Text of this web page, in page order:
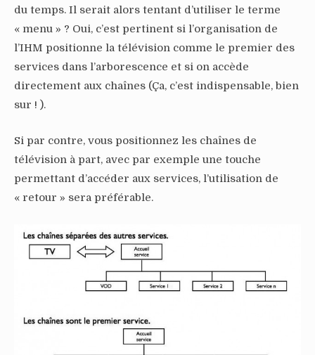
du temps. Il serait alors tentant d’utiliser le terme
« menu » ? Oui, c’est pertinent si l’organisation de
l’IHM positionne la télévision comme le premier des
services dans l’arborescence et si on accède
directement aux chaînes (Ça, c’est indispensable, bien
sur ! ).
Si par contre, vous positionnez les chaînes de
télévision à part, avec par exemple une touche
permettant d’accéder aux services, l’utilisation de
« retour » sera préférable.